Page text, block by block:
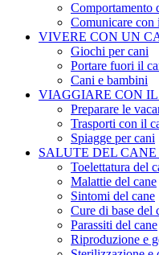
Comportamento
Comunicare con
VIVERE CON UN
Giochi per cani
Portare fuori il
Cani e bambini
VIAGGIARE CON
Preparare le
Trasporti con il
Spiagge per cani
SALUTE DEL CANE
Toelettatura del
Malattie del cane
Sintomi del cane
Cure di base del
Parassiti del cane
Riproduzione e